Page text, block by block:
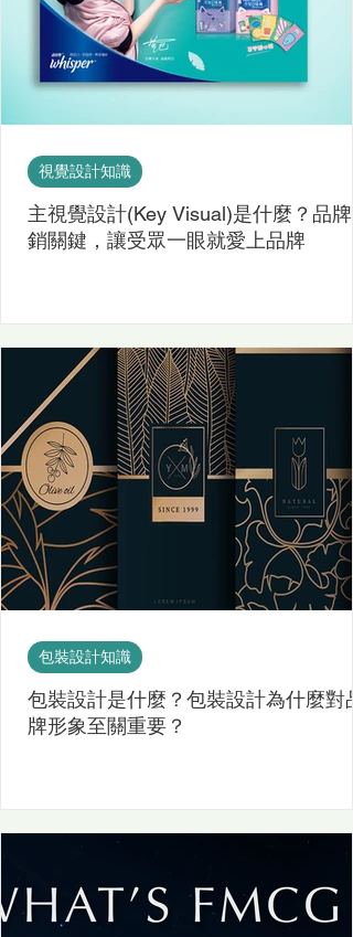
主視覺設計(Key Visual)是什麼？品牌
銷關鍵，讓受眾一眼就愛上品牌
視覺設計知識
包裝設計是什麼？包裝設計為什麼對品
牌形象至關重要？
包裝設計知識